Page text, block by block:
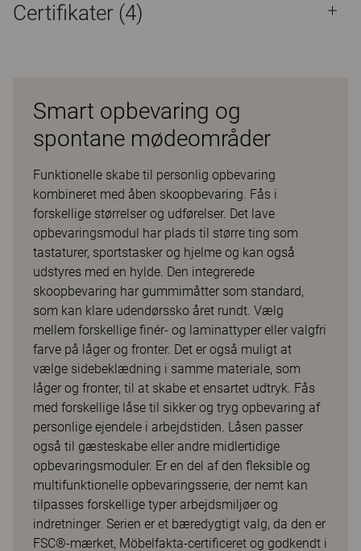
Certifikater (4)
Smart opbevaring og
spontane mødeområder
Funktionelle skabe til personlig opbevaring
kombineret med åben skoopbevaring. Fås i
forskellige størrelser og udførelser. Det lave
opbevaringsmodul har plads til større ting som
tastaturer, sportstasker og hjelme og kan også
udstyres med en hylde. Den integrerede
skoopbevaring har gummimåtter som standard,
som kan klare udendørssko året rundt. Vælg
mellem forskellige finér- og laminattyper eller valgfri
farve på låger og fronter. Det er også muligt at
vælge sidebeklædning i samme materiale, som
låger og fronter, til at skabe et ensartet udtryk. Fås
med forskellige låse til sikker og tryg opbevaring af
personlige ejendele i arbejdstiden. Låsen passer
også til gæsteskabe eller andre midlertidige
opbevaringsmoduler. Er en del af den fleksible og
multifunktionelle opbevaringsserie, der nemt kan
tilpasses forskellige typer arbejdsmiljøer og
indretninger. Serien er et bæredygtigt valg, da den er
FSC®-mærket, Möbelfakta-certificeret og godkendt i